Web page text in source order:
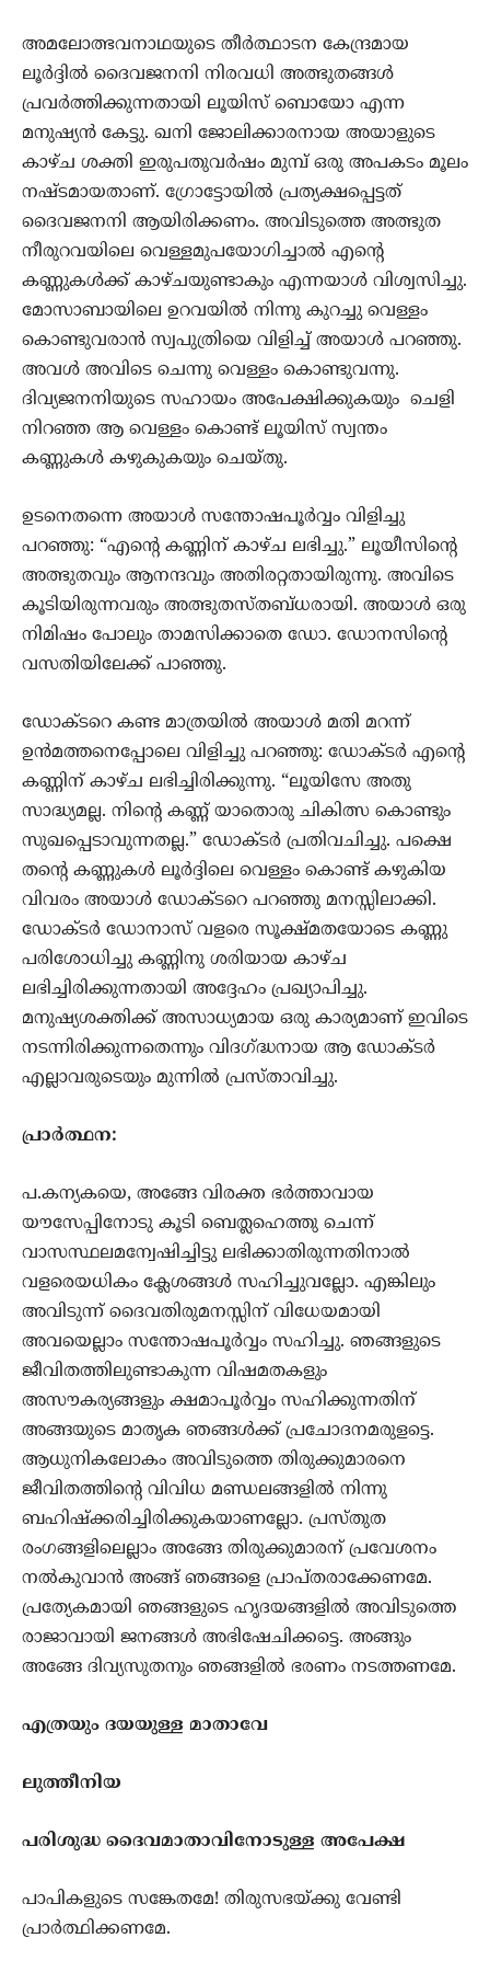
അമലോത്ഭവനാഥയുടെ തീർത്ഥാടന കേന്ദ്രമായ
ലൂര്‍ദ്ദില്‍ ദൈവജനനി നിരവധി അത്ഭുതങ്ങള്‍
പ്രവര്‍ത്തിക്കുന്നതായി ലൂയിസ് ബൊയോ എന്ന
മനുഷ്യന്‍ കേട്ടു. ഖനി ജോലിക്കാരനായ അയാളുടെ
കാഴ്ച ശക്തി ഇരുപതുവര്‍ഷം മുമ്പ് ഒരു അപകടം മൂലം
നഷ്ടമായതാണ്. ഗ്രോട്ടോയില്‍ പ്രത്യക്ഷപ്പെട്ടത്
ദൈവജനനി ആയിരിക്കണം. അവിടുത്തെ അത്ഭുത
നീരുറവയിലെ വെള്ളമുപയോഗിച്ചാല്‍ എന്‍റെ
കണ്ണുകള്‍ക്ക് കാഴ്ചയുണ്ടാകും എന്നയാള്‍ വിശ്വസിച്ചു.
മോസാബായിലെ ഉറവയില്‍ നിന്നു കുറച്ചു വെള്ളം
കൊണ്ടുവരാൻ സ്വപുത്രിയെ വിളിച്ച് അയാള്‍ പറഞ്ഞു.
അവൾ അവിടെ ചെന്നു വെള്ളം കൊണ്ടുവന്നു.
ദിവ്യജനനിയുടെ സഹായം അപേക്ഷിക്കുകയും ചെളി
നിറഞ്ഞ ആ വെള്ളം കൊണ്ട് ലൂയിസ് സ്വന്തം
കണ്ണുകള്‍ കഴുകുകയും ചെയ്തു.
ഉടനെതന്നെ അയാള്‍ സന്തോഷപൂര്‍വ്വം വിളിച്ചു
പറഞ്ഞു: “എന്‍റെ കണ്ണിന് കാഴ്ച ലഭിച്ചു.” ലൂയീസിന്‍റെ
അത്ഭുതവും ആനന്ദവും അതിരറ്റതായിരുന്നു. അവിടെ
കൂടിയിരുന്നവരും അത്ഭുതസ്തബ്ധരായി. അയാള്‍ ഒരു‍
നിമിഷം പോലും താമസിക്കാതെ ഡോ. ഡോനസിന്‍റെ
വസതിയിലേക്ക് പാഞ്ഞു.
ഡോക്ടറെ കണ്ട മാത്രയില്‍ അയാള്‍ മതി മറന്ന്
ഉന്‍മത്തനെപ്പോലെ വിളിച്ചു പറഞ്ഞു: ഡോക്ടര്‍ എന്‍റെ
കണ്ണിന് കാഴ്ച ലഭിച്ചിരിക്കുന്നു. “ലൂയിസേ അതു
സാദ്ധ്യമല്ല. നിന്‍റെ കണ്ണ്‍ യാതൊരു ചികിത്സ കൊണ്ടും
സുഖപ്പെടാവുന്നതല്ല.” ഡോക്ടര്‍ പ്രതിവചിച്ചു. പക്ഷെ
തന്‍റെ കണ്ണുകള്‍ ലൂര്‍ദ്ദിലെ വെള്ളം കൊണ്ട് കഴുകിയ
വിവരം അയാള്‍ ഡോക്ടറെ പറഞ്ഞു മനസ്സിലാക്കി.
ഡോക്ടര്‍ ഡോനാസ് വളരെ സൂക്ഷ്മതയോടെ കണ്ണു
പരിശോധിച്ചു കണ്ണിനു ശരിയായ കാഴ്ച
ലഭിച്ചിരിക്കുന്നതായി അദ്ദേഹം പ്രഖ്യാപിച്ചു.
മനുഷ്യശക്തിക്ക് അസാധ്യമായ ഒരു കാര്യമാണ് ഇവിടെ
നടന്നിരിക്കുന്നതെന്നും വിദഗ്ദ്ധനായ ആ ഡോക്ടര്‍
എല്ലാവരുടെയും മുന്നിൽ പ്രസ്താവിച്ചു.
പ്രാര്‍ത്ഥന:
പ.കന്യകയെ, അങ്ങേ വിരക്ത ഭര്‍ത്താവായ
യൗസേപ്പിനോടു കൂടി ബെത്ലഹെത്തു ചെന്ന്‍
വാസസ്ഥലമന്വേഷിച്ചിട്ടു ലഭിക്കാതിരുന്നതിനാല്‍
വളരെയധികം ക്ലേശങ്ങള്‍ സഹിച്ചുവല്ലോ. എങ്കിലും
അവിടുന്ന്‍ ദൈവതിരുമനസ്സിന് വിധേയമായി
അവയെല്ലാം സന്തോഷപൂര്‍വ്വം സഹിച്ചു. ഞങ്ങളുടെ
ജീവിതത്തിലുണ്ടാകുന്ന വിഷമതകളും
അസൗകര്യങ്ങളും ക്ഷമാപൂര്‍വ്വം സഹിക്കുന്നതിന്
അങ്ങയുടെ മാതൃക ഞങ്ങള്‍ക്ക് പ്രചോദനമരുളട്ടെ.
ആധുനികലോകം അവിടുത്തെ തിരുക്കുമാരനെ
ജീവിതത്തിന്‍റെ വിവിധ മണ്ഡലങ്ങളില്‍ നിന്നു
ബഹിഷ്ക്കരിച്ചിരിക്കുകയാണല്ലോ. പ്രസ്തുത
രംഗങ്ങളിലെല്ലാം അങ്ങേ തിരുക്കുമാരന് പ്രവേശനം
നല്‍കുവാന്‍ അങ്ങ് ഞങ്ങളെ പ്രാപ്തരാക്കേണമേ.
പ്രത്യേകമായി ഞങ്ങളുടെ ഹൃദയങ്ങളില്‍ അവിടുത്തെ
രാജാവായി ജനങ്ങള്‍ അഭിഷേചിക്കട്ടെ. അങ്ങും
അങ്ങേ ദിവ്യസുതനും ഞങ്ങളില്‍ ഭരണം നടത്തണമേ.
എത്രയും ദയയുള്ള മാതാവേ
ലുത്തീനിയ
പരിശുദ്ധ ദൈവമാതാവിനോടുള്ള അപേക്ഷ
പാപികളുടെ സങ്കേതമേ! തിരുസഭയ്ക്കു വേണ്ടി
പ്രാര്‍ത്ഥിക്കണമേ.